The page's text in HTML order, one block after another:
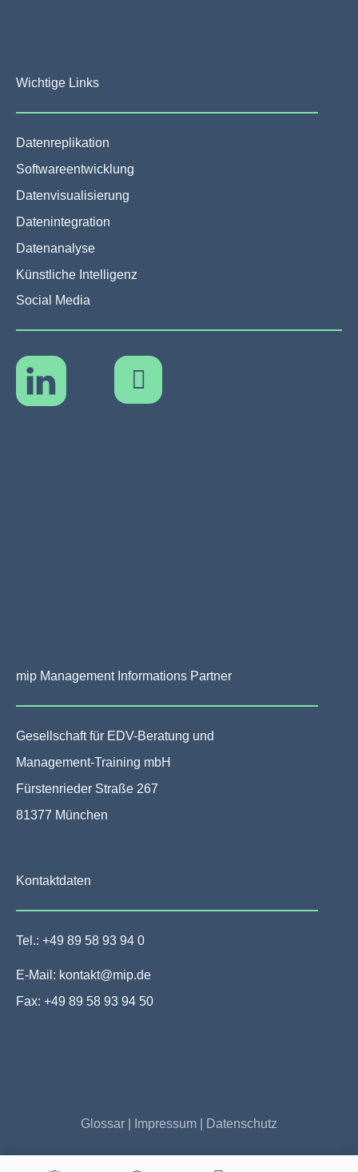
Wichtige Links
Datenreplikation
Softwareentwicklung
Datenvisualisierung
Datenintegration
Datenanalyse
Künstliche Intelligenz
Social Media
mip Management Informations Partner
Gesellschaft für EDV-Beratung und
Management-Training mbH
Fürstenrieder Straße 267
81377 München
Kontaktdaten
Tel.: +49 89 58 93 94 0
E-Mail: kontakt@mip.de
Fax: +49 89 58 93 94 50
Glossar Impressum Datenschutz